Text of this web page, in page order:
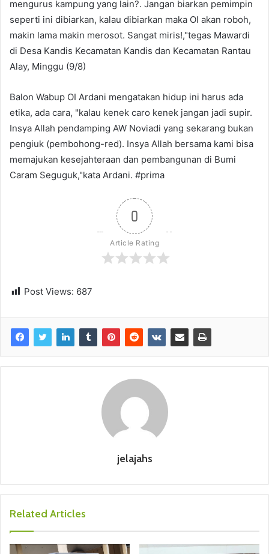
mengurus kampung yang lain?. Jangan biarkan pemimpin
seperti ini dibiarkan, kalau dibiarkan maka OI akan roboh,
makin lama makin merosot. Sangat miris!,"tegas Mawardi
di Desa Kandis Kecamatan Kandis dan Kecamatan Rantau
Alay, Minggu (9/8)
Balon Wabup OI Ardani mengatakan hidup ini harus ada
etika, ada cara, "kalau kenek caro kenek jangan jadi supir.
Insya Allah pendamping AW Noviadi yang sekarang bukan
pengiuk (pembohong-red). Insya Allah bersama kami bisa
memajukan kesejahteraan dan pembangunan di Bumi
Caram Seguguk,"kata Ardani. #prima
0
Article Rating
Post Views: 687
jelajahs
Related Articles